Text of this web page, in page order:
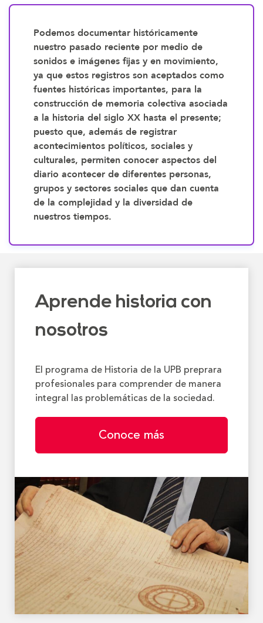
Podemos documentar históricamente
nuestro pasado reciente por medio de
sonidos e imágenes fijas y en movimiento,
ya que estos registros son aceptados como
fuentes históricas importantes, para la
construcción de memoria colectiva asociada
a la historia del siglo XX hasta el presente;
puesto que, además de registrar
acontecimientos políticos, sociales y
culturales, permiten conocer aspectos del
diario acontecer de diferentes personas,
grupos y sectores sociales que dan cuenta
de la complejidad y la diversidad de
nuestros tiempos.
Aprende historia con
nosotros
El programa de Historia de la UPB preprara
profesionales para comprender de manera
integral las problemáticas de la sociedad.
Conoce más